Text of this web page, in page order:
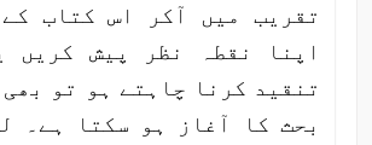
تقریب میں آکر اس کتاب
اپنا نقطہ نظر پیش کریں
تنقید کرنا چاہتے ہو تو بھی
بحث کا آغاز ہو سکتا ہے۔